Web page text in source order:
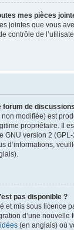
mes pièces
jointes que vous
contrôle de
forum de
modifiée) est
propriétaire. Il
GNU version 2
d’informations,
pas disponible ?
et mis sous licence
d’une nouvelle
(en anglais) où